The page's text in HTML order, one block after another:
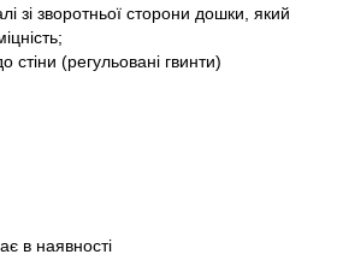
зі зворотньої сторони дошки, який
(регульовані гвинти)
в наявності